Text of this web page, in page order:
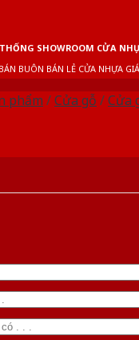
SHOWROOM CỬA
BUÔN BÁN LẺ CỬA NHỰA
phẩm /Cửa gỗ /Cửa